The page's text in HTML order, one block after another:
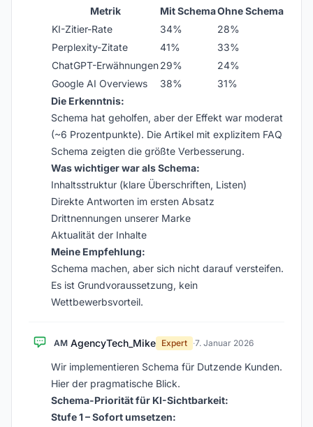
Metrik
Mit SchemaOhne Schema
KI-Zitier-Rate
34%
28%
Perplexity-Zitate
41%
33%
ChatGPT-Erwähnungen29%
24%
Google AI Overviews
38%
31%
Die Erkenntnis:
Schema hat geholfen, aber der Effekt war moderat
(~6 Prozentpunkte). Die Artikel mit explizitem FAQ
Schema zeigten die größte Verbesserung.
Was wichtiger war als Schema:
Inhaltsstruktur (klare Überschriften, Listen)
Direkte Antworten im ersten Absatz
Drittnennungen unserer Marke
Aktualität der Inhalte
Meine Empfehlung:
Schema machen, aber sich nicht darauf versteifen.
Es ist Grundvoraussetzung, kein
Wettbewerbsvorteil.
AM AgencyTech_Mike Expert ·7. Januar 2026
Wir implementieren Schema für Dutzende Kunden.
Hier der pragmatische Blick.
Schema-Priorität für KI-Sichtbarkeit:
Stufe 1 – Sofort umsetzen: